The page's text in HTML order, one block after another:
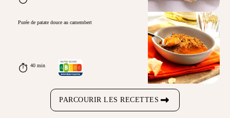
Purée de patate douce au camembert
40 min
PARCOURIR LES RECETTES